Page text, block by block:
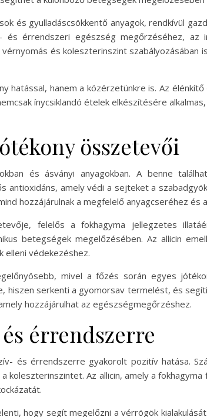
és gyulladáscsökkentő anyagok, rendkívül
és érrendszeri egészség megőrzéséhez, az
és koleszterinszint szabályozásában
hatással, hanem a közérzetünkre is. Az
ínycsiklandó ételek elkészítésére
összetevői
és ásványi anyagokban. A benne
amely védi a sejteket a
hozzájárulnak a megfelelő anyagcseréhez és
felelős a fokhagyma jellegzetes
betegségek megelőzésében. Az allicin
elleni védekezéshez.
mivel a főzés során egyes
serkenti a gyomorsav termelést, és
hozzájárulhat az egészségmegőrzéshez.
érrendszerre
és érrendszerre gyakorolt pozitív hatása.
Az allicin, amely a
hogy segít megelőzni a vérrögök